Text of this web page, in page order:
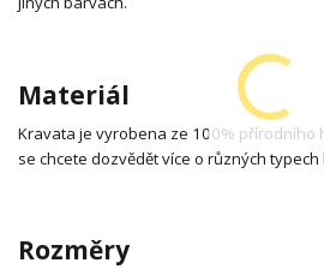
Materiál
Kravata je vyrobena ze 100% přírodního
se chcete dozvědět více o různých
Rozměry